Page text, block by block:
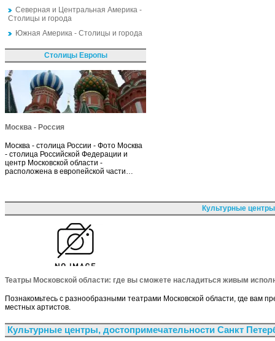
Северная и Центральная Америка -
Столицы и города
Южная Америка - Столицы и города
Столицы Европы
Москва - Россия
Москва - столица России - Фото Москва
- столица Российской Федерации и
центр Московской области -
расположена в европейской части…
Культурные
Театры Московской области: где вы сможете насладиться живым
Познакомьтесь с разнообразными театрами Московской области, где вам
местных артистов.
Культурные центры, достопримечательности Санкт